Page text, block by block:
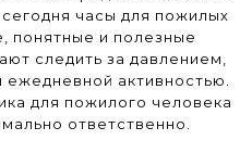
часы для пожилых
понятные и полезные
следить за давлением,
ежедневной активностью.
для пожилого человека
ответственно.